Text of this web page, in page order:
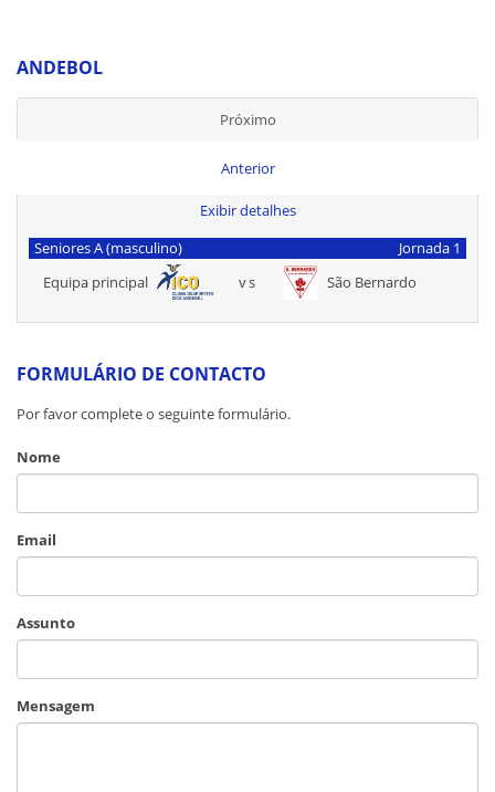
ANDEBOL
Próximo
Anterior
Exibir detalhes
Seniores A (masculino)
Jornada 1
Equipa principal
vs São Bernardo
FORMULÁRIO DE CONTACTO
Por favor complete o seguinte formulário.
Nome
Email
Assunto
Mensagem